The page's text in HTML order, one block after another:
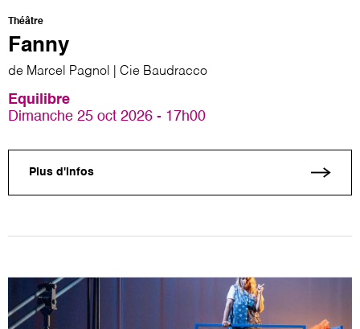
Théâtre
Fanny
de Marcel Pagnol | Cie Baudracco
Equilibre
Dimanche 25 oct 2026 - 17h00
Plus d'infos